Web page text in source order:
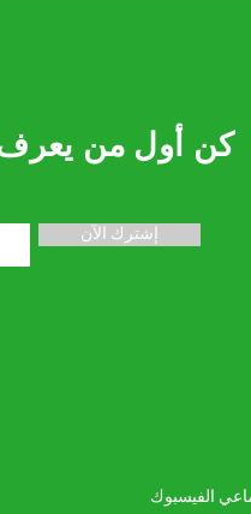
كن أول من
إشترك الآن
الفيسبوك